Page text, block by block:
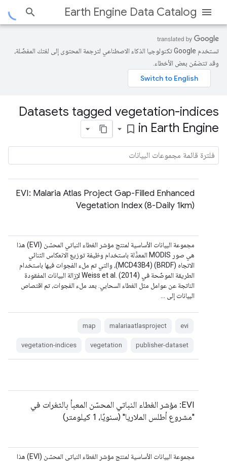
Earth Engine Data Catalog
تستخدم Google تكنولوجيا الذكاء الاصطناعي لترجمة المحتوى إلى لغتك المفضّلة،
وقد تتضمّن بعض الأخطاء.
Datasets tagged vegetation-indices
in Earth Engine
bookmark_border
EVI: Malaria Atlas Project Gap-Filled Enhanced
Vegetation Index (8-Daily 1km)
مجموعة البيانات الأساسية لمنتج مؤشر الغطاء النباتي المحسّن (EVI) هذا
هي صور MODIS المعدَّلة باستخدام وظيفة توزيع الانعكاس الثنائي
الاتجاه (BRDF) (MCD43B4)، والتي تم ملء الفجوات فيها باستخدام
الطريقة الموضّحة في Weiss et al. (2014) لإزالة البيانات المفقودة
الناتجة عن عوامل مثل الغطاء السحابي. بعد ملء الفجوات، تم اقتصاص
البيانات إلى …
evi
malariaatlasproject
map
publisher-dataset
vegetation
vegetation-indices
EVI: مؤشر الغطاء النباتي المحسّن المعبأ بالثغرات في
"مشروع أطلس الملاريا" (سنويًا، 1 كيلومتر)
مجموعة البيانات الأساسية لمنتج مؤشر الغطاء النباتي المحسّن (EVI) هذا